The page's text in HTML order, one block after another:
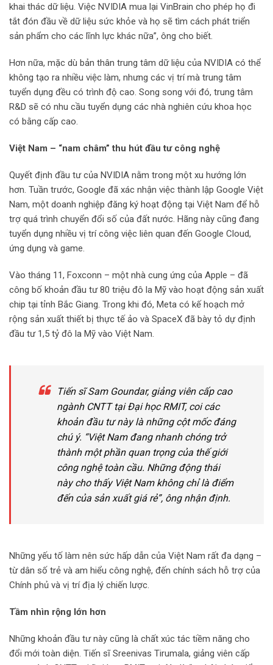
khai thác dữ liệu. Việc NVIDIA mua lại VinBrain cho phép họ đi
tắt đón đầu về dữ liệu sức khỏe và họ sẽ tìm cách phát triển
sản phẩm cho các lĩnh lực khác nữa”, ông cho biết.
Hơn nữa, mặc dù bản thân trung tâm dữ liệu của NVIDIA có thể
không tạo ra nhiều việc làm, nhưng các vị trí mà trung tâm
tuyển dụng đều có trình độ cao. Song song với đó, trung tâm
R&D sẽ có nhu cầu tuyển dụng các nhà nghiên cứu khoa học
có bằng cấp cao.
Việt Nam – “nam châm” thu hút đầu tư công nghệ
Quyết định đầu tư của NVIDIA nằm trong một xu hướng lớn
hơn. Tuần trước, Google đã xác nhận việc thành lập Google Việt
Nam, một doanh nghiệp đăng ký hoạt động tại Việt Nam để hỗ
trợ quá trình chuyển đổi số của đất nước. Hãng này cũng đang
tuyển dụng nhiều vị trí công việc liên quan đến Google Cloud,
ứng dụng và game.
Vào tháng 11, Foxconn – một nhà cung ứng của Apple – đã
công bố khoản đầu tư 80 triệu đô la Mỹ vào hoạt động sản xuất
chip tại tỉnh Bắc Giang. Trong khi đó, Meta có kế hoạch mở
rộng sản xuất thiết bị thực tế ảo và SpaceX đã bày tỏ dự định
đầu tư 1,5 tỷ đô la Mỹ vào Việt Nam.
Tiến sĩ Sam Goundar, giảng viên cấp cao
ngành CNTT tại Đại học RMIT, coi các
khoản đầu tư này là những cột mốc đáng
chú ý. “Việt Nam đang nhanh chóng trở
thành một phần quan trọng của thế giới
công nghệ toàn cầu. Những động thái
này cho thấy Việt Nam không chỉ là điểm
đến của sản xuất giá rẻ”, ông nhận định.
Những yếu tố làm nên sức hấp dẫn của Việt Nam rất đa dạng –
từ dân số trẻ và am hiểu công nghệ, đến chính sách hỗ trợ của
Chính phủ và vị trí địa lý chiến lược.
Tầm nhìn rộng lớn hơn
Những khoản đầu tư này cũng là chất xúc tác tiềm năng cho
đổi mới toàn diện. Tiến sĩ Sreenivas Tirumala, giảng viên cấp